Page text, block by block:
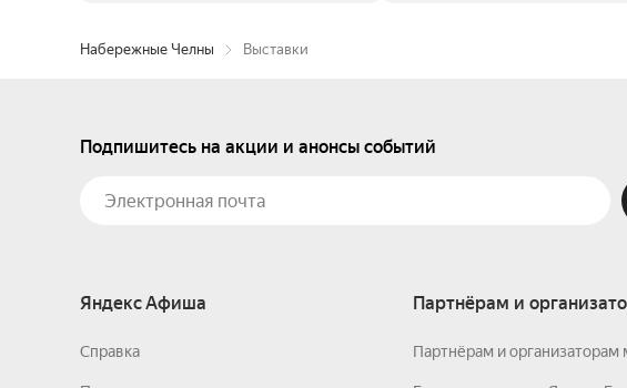
Набережные Челны Выставки
Подпишитесь на акции и анонсы событий
Яндекс Афиша
Справка
Партнёрам и
Партнёрам и организаторам